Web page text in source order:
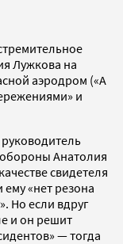
Лужкова на
аэродром («А
и
Анатолия
свидетеля
«нет резона
Но если вдруг
и он решит
— тогда